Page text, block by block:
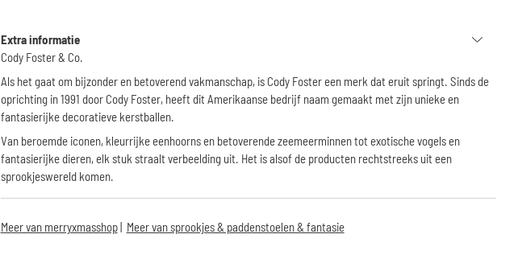
Extra informatie
Cody Foster & Co.
Als het gaat om bijzonder en betoverend vakmanschap, is Cody Fostereen merk dat eruit springt. Sinds de
oprichting in 1991 door Cody Foster, heeft dit Amerikaanse bedrijf naam gemaakt met zijn unieke en
fantasierijke decoratieve kerstballen.
Van beroemde iconen, kleurrijke eenhoorns en betoverende zeemeerminnen tot exotische vogels en
fantasierijke dieren, elk stuk straalt verbeelding uit. Het is alsof de producten rechtstreeks uit een
sprookjeswereld komen.
Meer van merryxmasshop| Meer van sprookjes & paddenstoelen & fantasie